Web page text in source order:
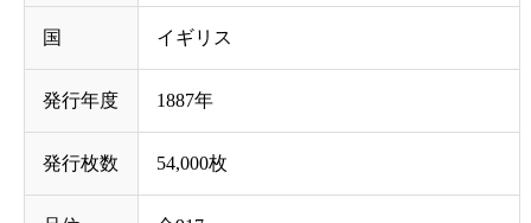
国 イギリス
発行年度 1887年
発行枚数 54,000枚